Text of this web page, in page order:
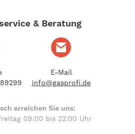
& Beratung
E-Mail
info@gasprofi.de
erreichen Sie uns:
09:00 bis 22:00 Uhr